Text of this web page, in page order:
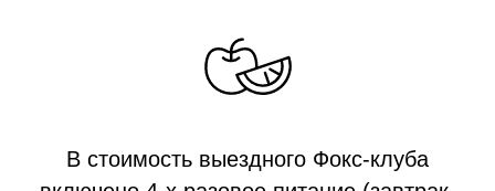
В стоимость выездного Фокс-клуба